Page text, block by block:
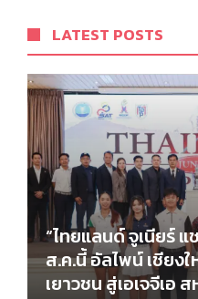
LATEST POSTS
“ไทยแลนด์ จูเนียร์
ส.ค.นี้ อัลไพน์ เชียง
เยาวชน สู่เอเจจีเอ